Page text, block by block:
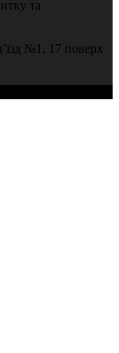
та
№1, 17 поверх